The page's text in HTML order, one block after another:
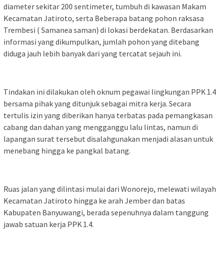
diameter sekitar 200 sentimeter, tumbuh di kawasan Makam
Kecamatan Jatiroto, serta Beberapa batang pohon raksasa
Trembesi ( Samanea saman) di lokasi berdekatan. Berdasarkan
informasi yang dikumpulkan, jumlah pohon yang ditebang
diduga jauh lebih banyak dari yang tercatat sejauh ini.
Tindakan ini dilakukan oleh oknum pegawai lingkungan PPK 1.4
bersama pihak yang ditunjuk sebagai mitra kerja. Secara
tertulis izin yang diberikan hanya terbatas pada pemangkasan
cabang dan dahan yang mengganggu lalu lintas, namun di
lapangan surat tersebut disalahgunakan menjadi alasan untuk
menebang hingga ke pangkal batang.
Ruas jalan yang dilintasi mulai dari Wonorejo, melewati wilayah
Kecamatan Jatiroto hingga ke arah Jember dan batas
Kabupaten Banyuwangi, berada sepenuhnya dalam tanggung
jawab satuan kerja PPK 1.4.